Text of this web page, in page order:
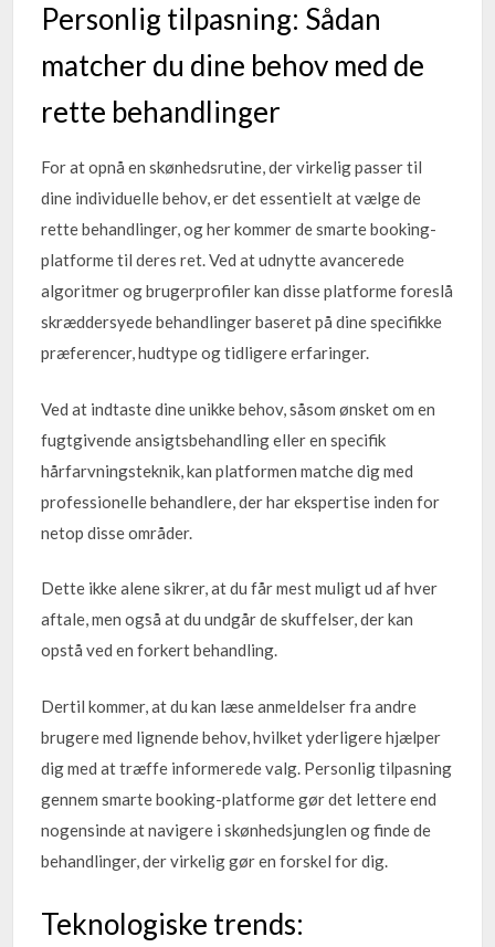
Personlig tilpasning: Sådan
matcher du dine behov med de
rette behandlinger
For at opnå en skønhedsrutine, der virkelig passer til
dine individuelle behov, er det essentielt at vælge de
rette behandlinger, og her kommer de smarte booking-
platforme til deres ret. Ved at udnytte avancerede
algoritmer og brugerprofiler kan disse platforme foreslå
skræddersyede behandlinger baseret på dine specifikke
præferencer, hudtype og tidligere erfaringer.
Ved at indtaste dine unikke behov, såsom ønsket om en
fugtgivende ansigtsbehandling eller en specifik
hårfarvningsteknik, kan platformen matche dig med
professionelle behandlere, der har ekspertise inden for
netop disse områder.
Dette ikke alene sikrer, at du får mest muligt ud af hver
aftale, men også at du undgår de skuffelser, der kan
opstå ved en forkert behandling.
Dertil kommer, at du kan læse anmeldelser fra andre
brugere med lignende behov, hvilket yderligere hjælper
dig med at træffe informerede valg. Personlig tilpasning
gennem smarte booking-platforme gør det lettere end
nogensinde at navigere i skønhedsjunglen og finde de
behandlinger, der virkelig gør en forskel for dig.
Teknologiske trends: